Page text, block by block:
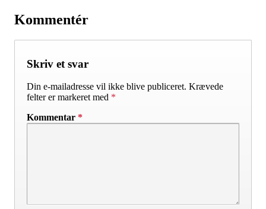
Kommentér
Skriv et svar
Din e-mailadresse vil ikke blive publiceret. Krævede
felter er markeret med *
Kommentar *